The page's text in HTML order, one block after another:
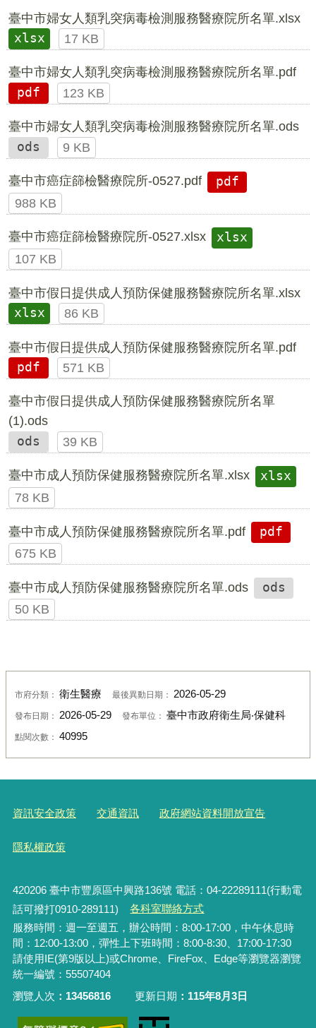
臺中市婦女人類乳突病毒檢測服務醫療院所名單.xlsx
xlsx
17 KB
臺中市婦女人類乳突病毒檢測服務醫療院所名單.pdf
pdf
123 KB
臺中市婦女人類乳突病毒檢測服務醫療院所名單.ods
ods
9 KB
臺中市癌症篩檢醫療院所-0527.pdf
pdf
988 KB
臺中市癌症篩檢醫療院所-0527.xlsx
xlsx
107 KB
臺中市假日提供成人預防保健服務醫療院所名單.xlsx
xlsx
86 KB
臺中市假日提供成人預防保健服務醫療院所名單.pdf
pdf
571 KB
臺中市假日提供成人預防保健服務醫療院所名單
(1).ods
ods
39 KB
臺中市成人預防保健服務醫療院所名單.xlsx
xlsx
78 KB
臺中市成人預防保健服務醫療院所名單.pdf
pdf
675 KB
臺中市成人預防保健服務醫療院所名單.ods
ods
50 KB
市府分類： 衛生醫療 最後異動日期： 2026-05-29
發布日期： 2026-05-29 發布單位： 臺中市政府衛生局‧保健科
點閱次數： 40995
資訊安全政策 交通資訊 政府網站資料開放宣告
隱私權政策
420206臺中市豐原區中興路136號 電話：04-22289111(行動電
話可撥打0910-289111)
各科室聯絡方式
服務時間：週一至週五，辦公時間：8:00-17:00，中午休息時
間：12:00-13:00，彈性上下班時間：8:00-8:30、17:00-17:30
請使用IE(第9版以上)或Chrome、FireFox、Edge等瀏覽器瀏覽
統一編號：55507404
瀏覽人次
13456816 更新日期 115年8月3日